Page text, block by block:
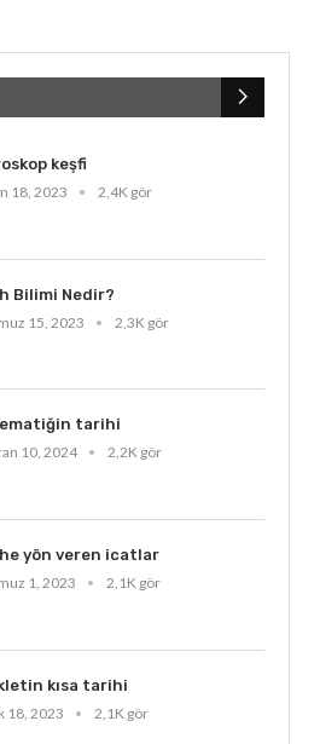
keşfi
18, 2023
2,4K gör
Bilimi Nedir?
15, 2023
2,3K gör
tarihi
10, 2024
2,2K gör
yön veren icatlar
1, 2023
2,1K gör
kısa tarihi
18, 2023
2,1K gör